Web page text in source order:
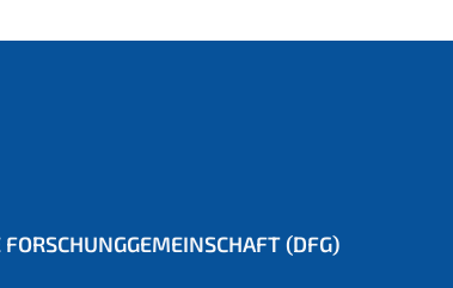
FORSCHUNGGEMEINSCHAFT (DFG)